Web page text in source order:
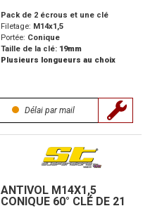
Pack de 2 écrous et une clé
Filetage: M14x1,5
Portée: Conique
Taille de la clé: 19mm
Plusieurs longueurs au choix
Délai par mail
ANTIVOL M14X1,5
CONIQUE 60° CLÉ DE 21